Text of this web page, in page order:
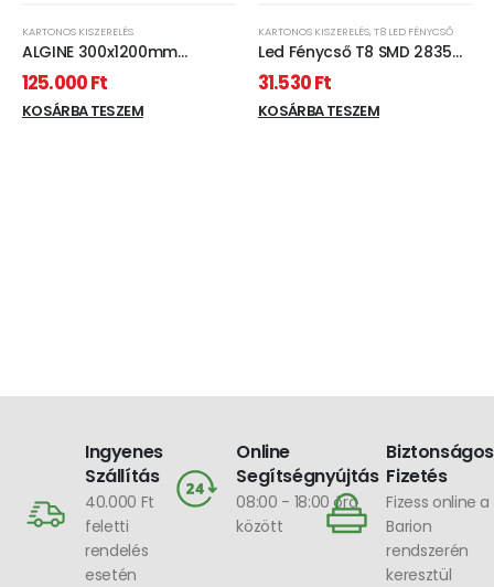
KARTONOS KISZERELÉS
ALGINE 300x1200mm
Kiemelő keret fehér -
kartonos (25 db)
125.000Ft
KOSÁRBA TESZEM
KARTONOS KISZERELÉS,T8 LED FÉNYCSŐ
Led Fénycső T8 SMD 2835
17W CW 28X1200 üveg 25db
31.530Ft
KOSÁRBA TESZEM
Ingyenes
Szállítás
40.000 Ft
feletti
rendelés
esetén
Online
Segítségnyújtás
08:00 - 18:00 óra
között
Biztonságos
Fizetés
Fizess online a
Barion
rendszerén
keresztül